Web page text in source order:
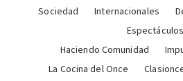
Sociedad
Internacionales
Espectáculos
Haciendo Comunidad
La Cocina del Once